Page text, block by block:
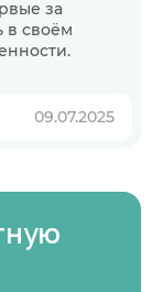
за
в своём
09.07.2025
в